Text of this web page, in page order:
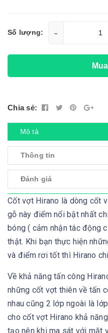
Số lượng: -
Chia sẻ:
Mô tả
Thông tin
Đánh giá
Cốt vợt Hirano là dòng cốt
gỗ này điểm nổi bật nhất
bóng ( cảm nhận tác động
thật. Khi bạn thực hiện
và điểm rơi tốt thì Hirano
Về khả năng tấn công
những cốt vợt thiên về tấn
nhau cũng 2 lớp ngoài là
cho cốt vợt Hirano khả
tạo nên khi ma sát với mặt